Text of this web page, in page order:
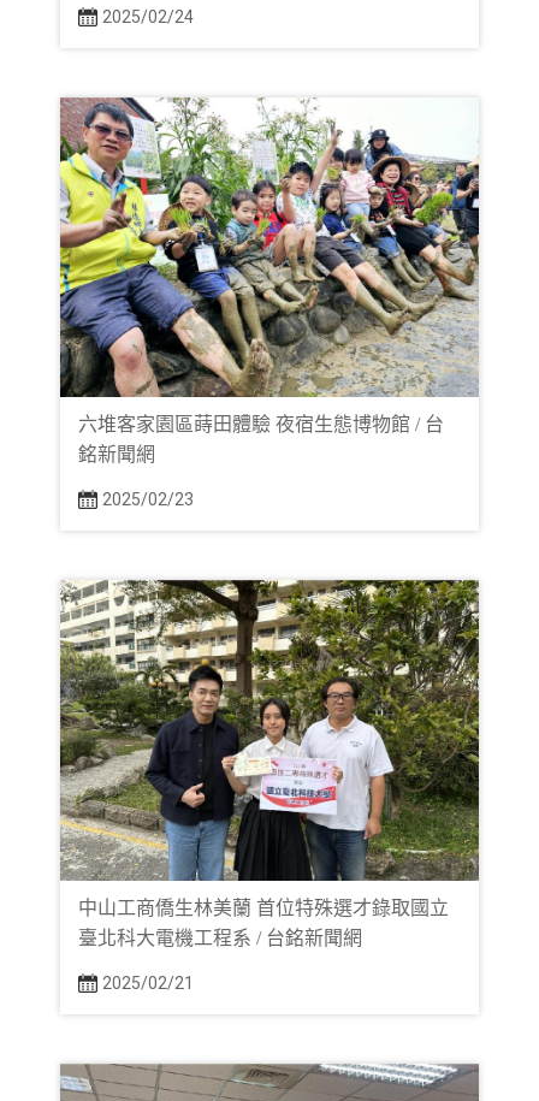
2025/02/24
六堆客家園區蒔田體驗 夜宿生態博物館 / 台
銘新聞網
2025/02/23
中山工商僑生林美蘭 首位特殊選才錄取國立
臺北科大電機工程系 / 台銘新聞網
2025/02/21